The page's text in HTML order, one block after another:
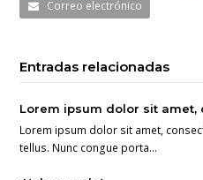
Correo electrónico
Entradas relacionadas
Lorem ipsum dolor sit amet,
Lorem ipsum dolor sit amet,
tellus. Nunc congue porta…